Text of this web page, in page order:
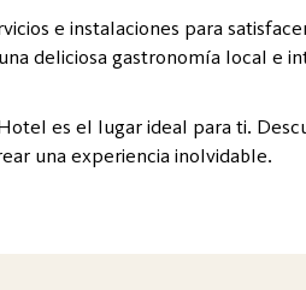
e instalaciones para
deliciosa gastronomía local e
es el lugar ideal para ti.
una experiencia inolvidable.